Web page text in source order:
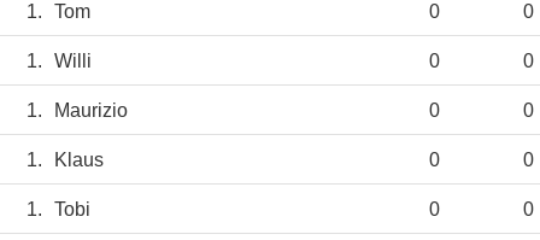
1. Tom 0 0
1. Willi 0 0
1. Maurizio 0 0
1. Klaus 0 0
1. Tobi 0 0